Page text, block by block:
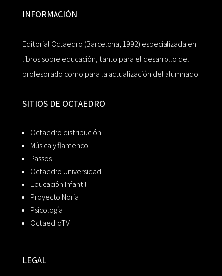
INFORMACIÓN
Editorial Octaedro (Barcelona, 1992) especializada en
libros sobre educación, tanto para el desarrollo del
profesorado como para la actualización del alumnado.
SITIOS DE OCTAEDRO
Octaedro distribución
Música y flamenco
Passos
Octaedro Universidad
Educación Infantil
Proyecto Noria
Psicología
OctaedroTV
LEGAL